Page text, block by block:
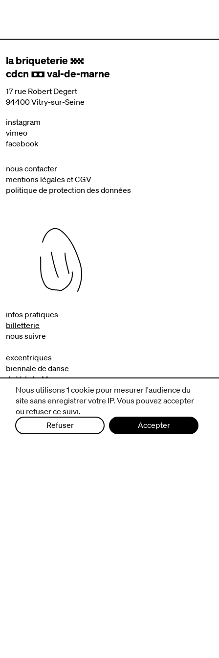
la briqueterie .
cdcn , val-de-marne
17 rue Robert Degert
94400 Vitry-sur-Seine
instagram
vimeo
facebook
nous contacter
mentions légales et CGV
politique de protection des données
infos pratiques
billetterie
nous suivre
excentriques
biennale de danse
du Val-de-Marne
archives
artistes associé·e·s
résidences
Nous utilisons 1 cookie pour mesurer l'audience du
site sans enregistrer votre IP. Vous pouvez accepter
ou refuser ce suivi.
Refuser
Accepter